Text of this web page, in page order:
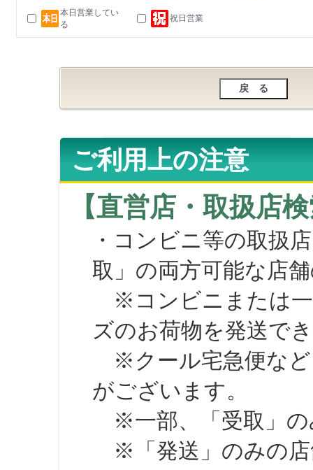
本日営業してい
る
祝日営業
ご利用上の注意
【直営店・取扱店
・コンビニ等の取扱
取」の両方可能な店
※コンビニまたは一
ズのお荷物を発送で
※クール宅急便など
がございます。
※一部、「受取」の
※「発送」のみの店